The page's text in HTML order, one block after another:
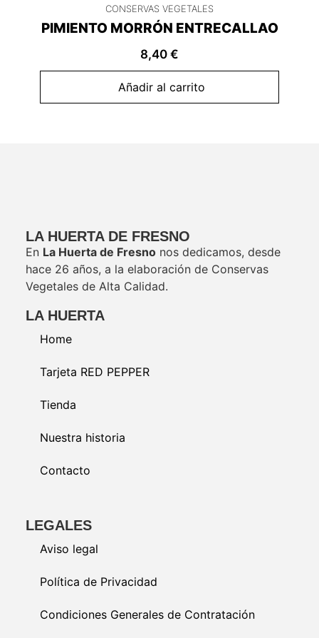
CONSERVAS VEGETALES
PIMIENTO MORRÓN ENTRECALLAO
8,40 €
Añadir al carrito
LA HUERTA DE FRESNO
En La Huerta de Fresnonos dedicamos, desde
hace 26 años, a la elaboración de Conservas
Vegetales de Alta Calidad.
LA HUERTA
Home
Tarjeta RED PEPPER
Tienda
Nuestra historia
Contacto
LEGALES
Aviso legal
Política de Privacidad
Condiciones Generales de Contratación